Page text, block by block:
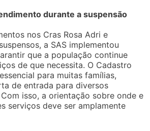
durante a suspensão
nos Cras Rosa Adri e
a SAS implementou
que a população continue
de que necessita. O Cadastro
para muitas famílias,
de entrada para diversos
isso, a orientação sobre onde e
serviços deve ser amplamente